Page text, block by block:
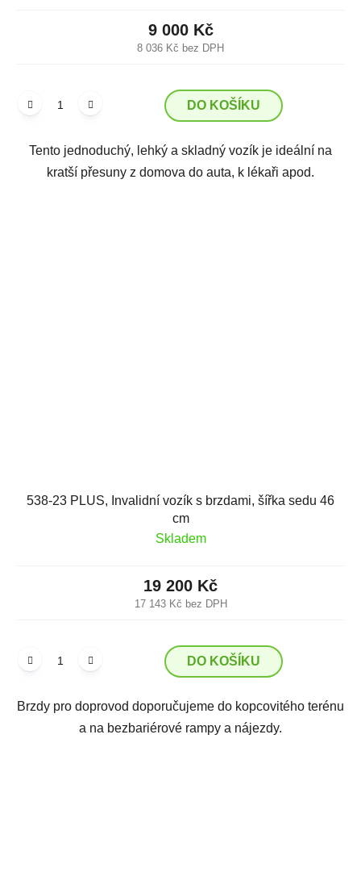
8 036 Kč bez DPH
9 000 Kč
DO KOŠÍKU
Tento jednoduchý, lehký a skladný vozík je ideální na
kratší přesuny z domova do auta, k lékaři apod.
538-23 PLUS, Invalidní vozík s brzdami, šířka sedu 46
cm
Skladem
17 143 Kč bez DPH
19 200 Kč
DO KOŠÍKU
Brzdy pro doprovod doporučujeme do kopcovitého terénu
a na bezbariérové rampy a nájezdy.